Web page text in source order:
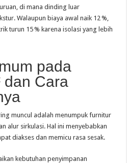
di mana dinding luar
Walaupun biaya awal naik 12 %,
turun 15 % karena isolasi yang lebih
pada
dan Cara
muncul adalah menumpuk furnitur
alur sirkulasi. Hal ini menyebabkan
diakses dan memicu rasa sesak.
kebutuhan penyimpanan